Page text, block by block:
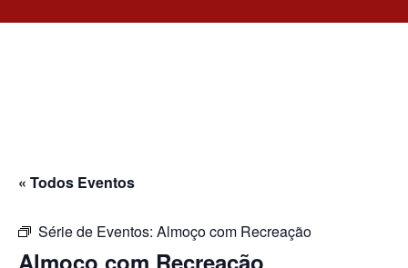
« Todos Eventos
Série de Eventos: Almoço com Recreação
Almoço com Recreação